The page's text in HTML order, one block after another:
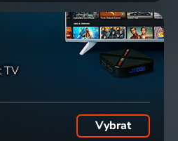
TV
Vybrat